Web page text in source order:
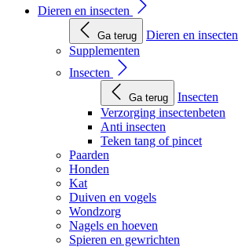
Dieren en insecten
Ga terug
Dieren en insecten
Supplementen
Insecten
Ga terug
Insecten
Verzorging insectenbeten
Anti insecten
Teken tang of pincet
Paarden
Honden
Kat
Duiven en vogels
Wondzorg
Nagels en hoeven
Spieren en gewrichten